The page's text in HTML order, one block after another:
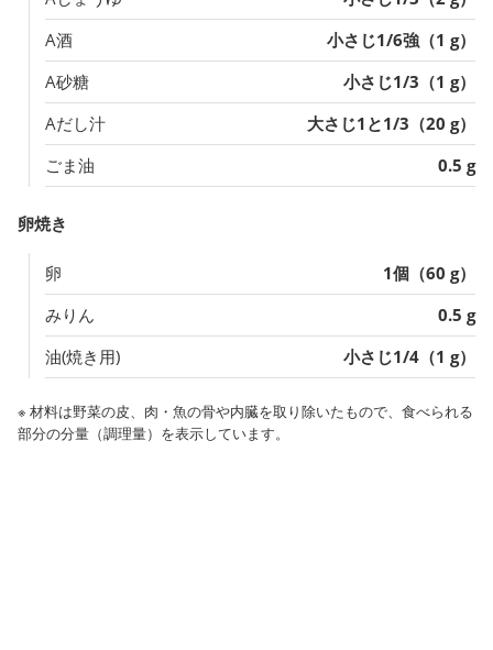
A酒
小さじ1/6強（1 g）
A砂糖
小さじ1/3（1 g）
Aだし汁
大さじ1と1/3（20 g）
ごま油
0.5 g
卵焼き
卵
1個（60 g）
みりん
0.5 g
油(焼き用)
小さじ1/4（1 g）
※ 材料は野菜の皮、肉・魚の骨や内臓を取り除いたもので、食べられる
部分の分量（調理量）を表示しています。